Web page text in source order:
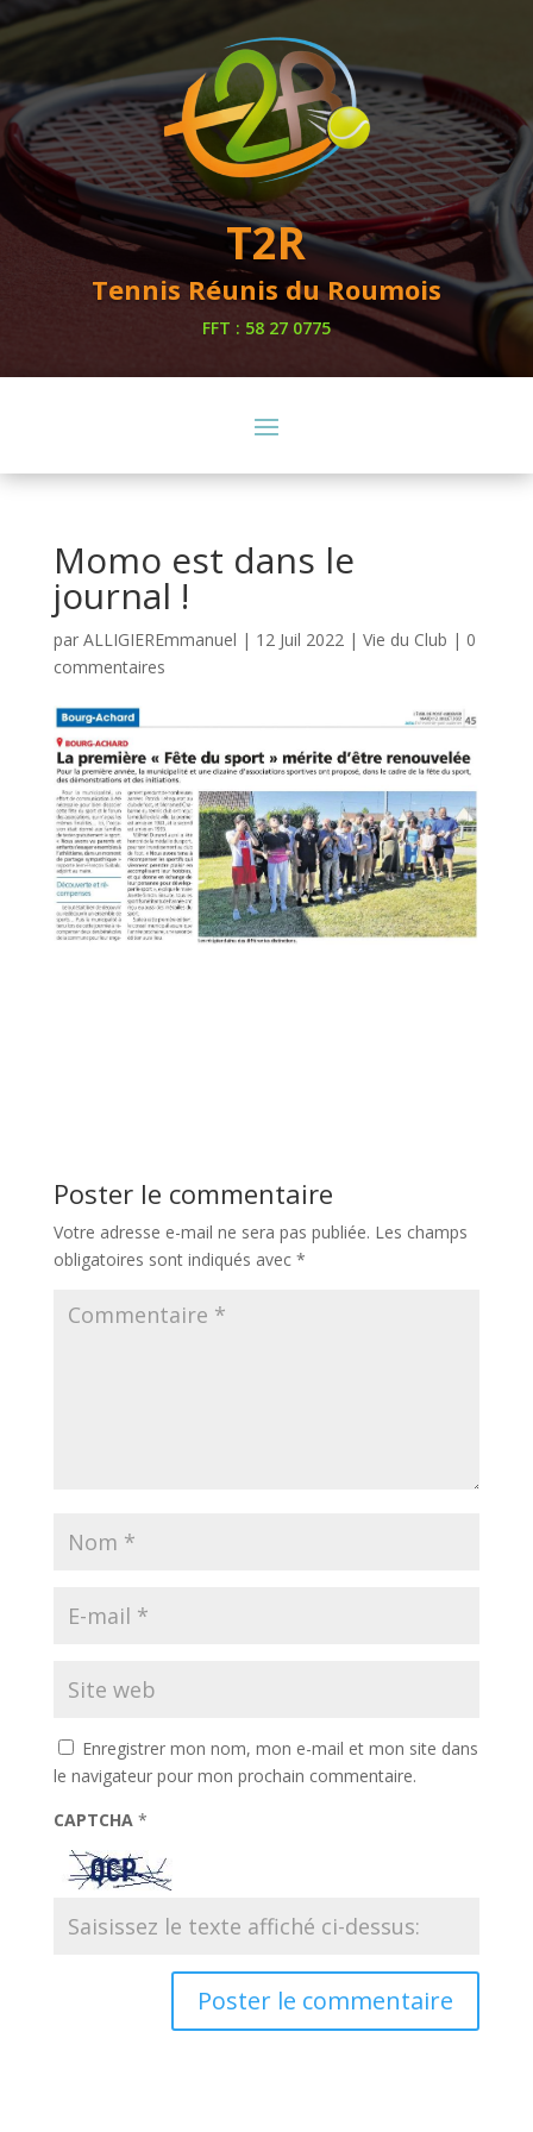
T2R
Tennis Réunis du Roumois
FFT : 58 27 0775
Momo est dans le
journal !
par ALLIGIEREmmanuel | 12 Juil 2022 | Vie du Club | 0
commentaires
Poster le commentaire
Votre adresse e-mail ne sera pas publiée. Les champs
obligatoires sont indiqués avec *
Enregistrer mon nom, mon e-mail et mon site dans
le navigateur pour mon prochain commentaire.
CAPTCHA *